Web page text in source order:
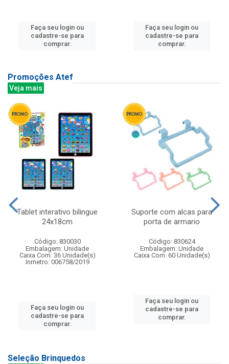
Faça seu login ou
cadastre-se para
comprar.
Faça seu login ou
cadastre-se para
comprar.
Promoções Atef
Veja mais
Tablet interativo bilingue
24x18cm
Código: 830030
Embalagem: Unidade
Caixa Com: 36 Unidade(s)
Inmetro: 006758/2019
Faça seu login ou
cadastre-se para
comprar.
Suporte com alcas para
porta de armario
Código: 830624
Embalagem: Unidade
Caixa Com: 60 Unidade(s)
Faça seu login ou
cadastre-se para
comprar.
Seleção Brinquedos